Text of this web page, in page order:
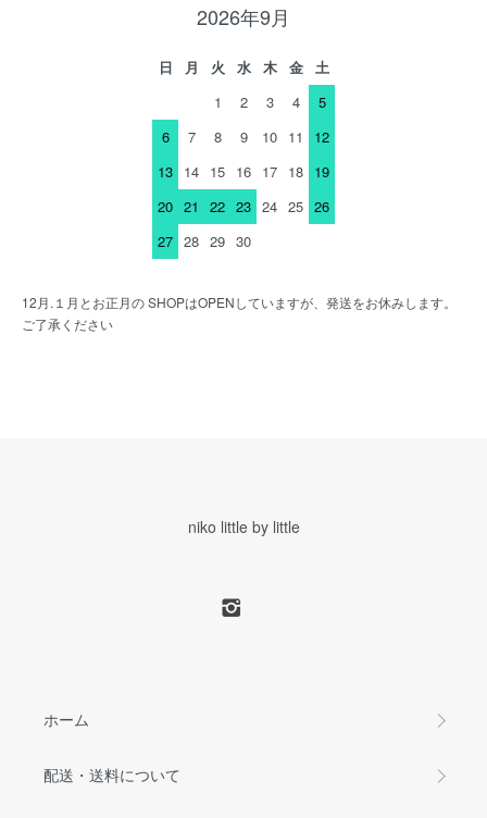
2026年9月
日 月 火 水 木 金
土
1
2 3 4
5
6
7 8 9 10 11
12
13 14 15 16 17 18 19
20 21 22 23 24 25 26
27 28 29 30
12月.１月とお正月の SHOPはOPENしていますが、発送をお休みします。
ご了承ください
niko little by little
ホーム
配送・送料について